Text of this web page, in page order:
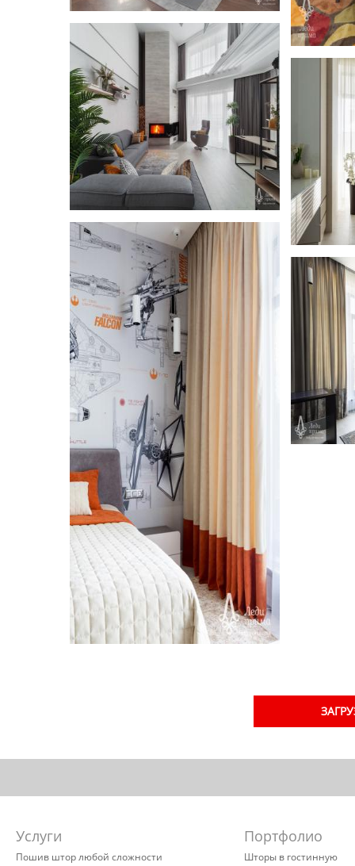
Услуги
Пошив штор любой сложности
Портфолио
Шторы в гостинную